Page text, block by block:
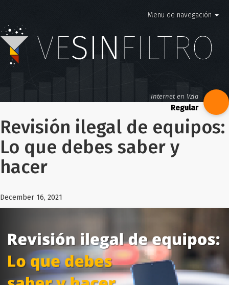
Internet en Vzla
Menu de navegación
Revisión ilegal de equipos:
Lo que debes saber y
hacer
December 16, 2021